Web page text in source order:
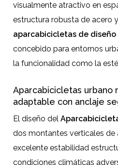
visualmente atractivo en
estructura robusta de acero
aparcabicicletas de diseño
concebido para entornos
la funcionalidad como la
Aparcabicicletas urbano
adaptable con anclaje
El diseño del
dos montantes verticales de
excelente estabilidad
condiciones climáticas